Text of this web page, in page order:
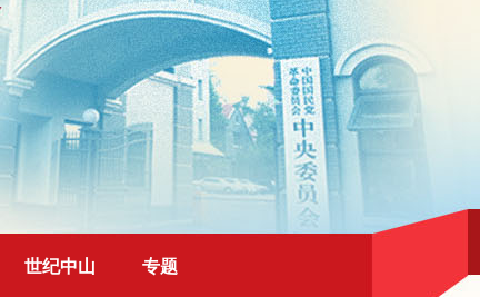
世纪中山 专题